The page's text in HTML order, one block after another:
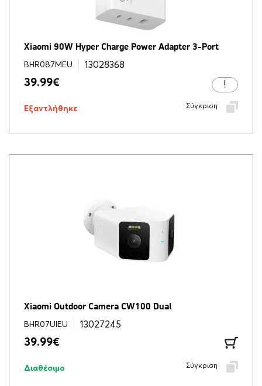
Xiaomi 90W Hyper Charge Power Adapter 3-Port
BHR087MEU 13028368
39.99€
Εξαντλήθηκε Σύγκριση
Xiaomi Outdoor Camera CW100 Dual
BHR07UIEU 13027245
39.99€
Διαθέσιμο Σύγκριση